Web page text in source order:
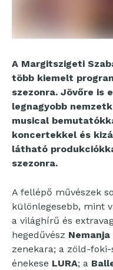
A Margitszigeti
több kiemelt
szezonra. Jövőre is
legnagyobb
musical
koncertekkel és
látható
szezonra.
A fellépő művészek
különlegesebb, mint
a világhírű és
hegedűvész
zenekara; a zöld-
énekese LURA; a